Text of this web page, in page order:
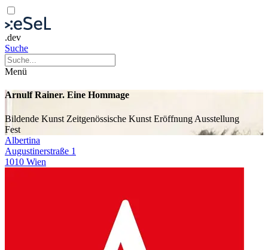
.dev
Suche
Menü
Arnulf Rainer. Eine Hommage
Bildende Kunst Zeitgenössische Kunst Eröffnung Ausstellung
Fest
Albertina
Augustinerstraße 1
1010 Wien